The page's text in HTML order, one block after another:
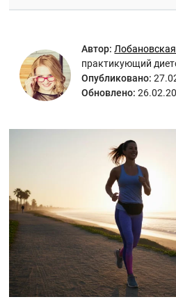
Автор:
практикующий
Опубликовано:
Обновлено: